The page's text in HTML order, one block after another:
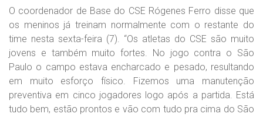
O coordenador de Base do CSE Rógenes Ferro disse que
os meninos já treinam normalmente com o restante do
time nesta sexta-feira (7). “Os atletas do CSE são muito
jovens e também muito fortes. No jogo contra o São
Paulo o campo estava encharcado e pesado, resultando
em muito esforço físico. Fizemos uma manutenção
preventiva em cinco jogadores logo após a partida. Está
tudo bem, estão prontos e vão com tudo pra cima do São